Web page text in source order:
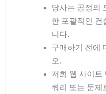
당사는 공정의
한 포괄적인 컨
니다.
구매하기 전에
오.
저희 웹 사이트
쿼리 또는 문제